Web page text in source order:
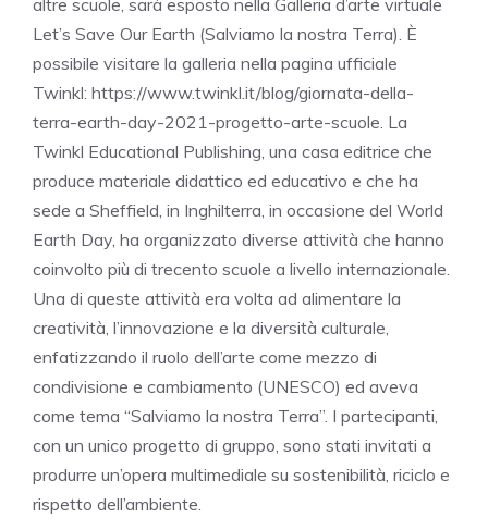
altre scuole, sarà esposto nella Galleria d’arte virtuale
Let’s Save Our Earth (Salviamo la nostra Terra). È
possibile visitare la galleria nella pagina ufficiale
Twinkl: https://www.twinkl.it/blog/giornata-della-
terra-earth-day-2021-progetto-arte-scuole. La
Twinkl Educational Publishing, una casa editrice che
produce materiale didattico ed educativo e che ha
sede a Sheffield, in Inghilterra, in occasione del World
Earth Day, ha organizzato diverse attività che hanno
coinvolto più di trecento scuole a livello internazionale.
Una di queste attività era volta ad alimentare la
creatività, l’innovazione e la diversità culturale,
enfatizzando il ruolo dell’arte come mezzo di
condivisione e cambiamento (UNESCO) ed aveva
come tema “Salviamo la nostra Terra”. I partecipanti,
con un unico progetto di gruppo, sono stati invitati a
produrre un’opera multimediale su sostenibilità, riciclo e
rispetto dell’ambiente.